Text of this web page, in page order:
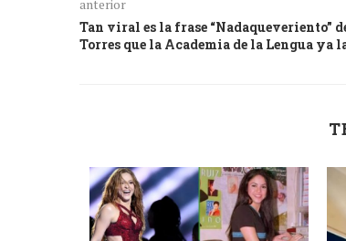
anterior
Tan viral es la frase “Nadaqueveriento”
Torres que la Academia de la Lengua ya